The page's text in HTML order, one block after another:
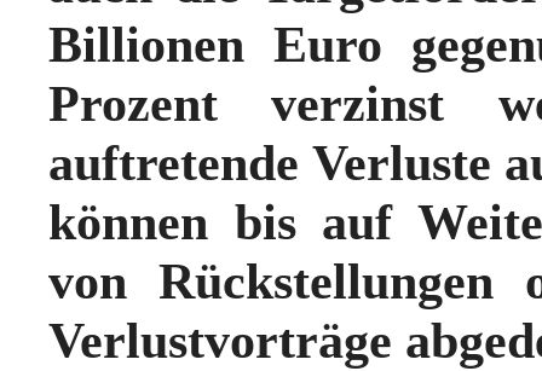
Billionen Euro
Prozent verzinst
auftretende Verluste
können bis auf
von
Verlustvorträge